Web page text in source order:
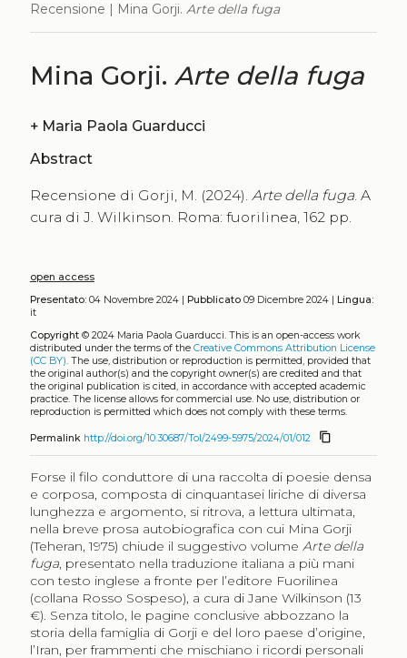
Recensione | Mina Gorji. Arte della fuga
Mina Gorji. Arte della fuga
+ Maria Paola Guarducci
Abstract
Recensione di Gorji, M. (2024). Arte della fuga. A
cura di J. Wilkinson. Roma: fuorilinea, 162 pp.
open access
Presentato:04 Novembre 2024 | Pubblicato09 Dicembre 2024 | Lingua:
it
Copyright© 2024 Maria Paola Guarducci. This is an open-access work
distributed under the terms of the Creative Commons Attribution License
(CC BY). The use, distribution or reproduction is permitted, provided that
the original author(s) and the copyright owner(s) are credited and that
the original publication is cited, in accordance with accepted academic
practice. The license allows for commercial use. No use, distribution or
reproduction is permitted which does not comply with these terms.
Permalink http://doi.org/10.30687/Tol/2499-5975/2024/01/012 content_copy
Forse il filo conduttore di una raccolta di poesie densa
e corposa, composta di cinquantasei liriche di diversa
lunghezza e argomento, si ritrova, a lettura ultimata,
nella breve prosa autobiografica con cui Mina Gorji
(Teheran, 1975) chiude il suggestivo volume Arte della
fuga, presentato nella traduzione italiana a più mani
con testo inglese a fronte per l’editore Fuorilinea
(collana Rosso Sospeso), a cura di Jane Wilkinson (13
€). Senza titolo, le pagine conclusive abbozzano la
storia della famiglia di Gorji e del loro paese d’origine,
l’Iran, per frammenti che mischiano i ricordi personali